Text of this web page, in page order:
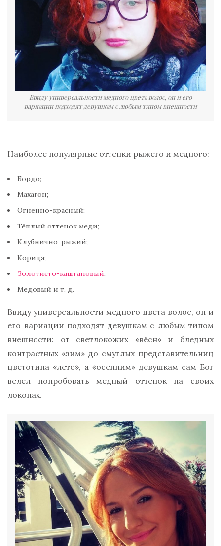
Ввиду универсальности медного цвета волос, он и его
вариации подходят девушкам с любым типом внешности
Наиболее популярные оттенки рыжего и медного:
Бордо;
Махагон;
Огненно-красный;
Тёплый оттенок меди;
Клубнично-рыжий;
Корица;
Золотисто-каштановый;
Медовый и т. д.
Ввиду универсальности медного цвета волос, он и
его вариации подходят девушкам с любым типом
внешности: от светлокожих «вёсн» и бледных
контрастных «зим» до смуглых представительниц
цветотипа «лето», а «осенним» девушкам сам Бог
велел попробовать медный оттенок на своих
локонах.